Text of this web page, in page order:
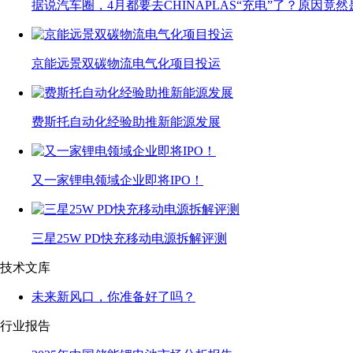
据说汽车圈，4月都要去CHINAPLAS“充电”了？原因竟
京能远景双碳物流电气化项目投运
费斯托自动化经验助推新能源发展
又一家锂电领域企业即将IPO！
三星25W PD快充移动电源拆解评测
技术文库
未来新风口，你准备好了吗？
行业报告